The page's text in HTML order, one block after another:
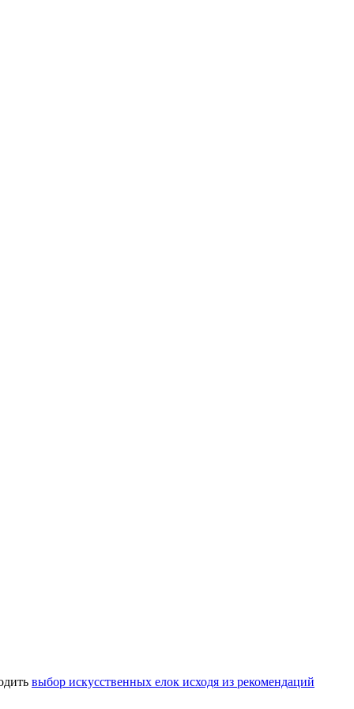
выбор искусственных елок исходя из рекомендаций